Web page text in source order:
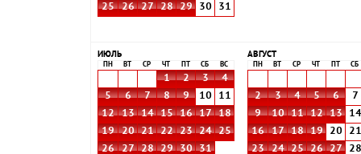
25
26 27 28 29 30 31
ИЮЛЬ
ПН ВТ СР ЧТ СБ ВС
1 2 3
4
5
6 7 8 9 10
11
12
13 14 15 16 17
18
19
20 21 22 23 24
25
26
27 28 29 30 31
АВГУСТ
ПН ВТ СР ЧТ СБ
2
3 4 5 6 7
9
10 11 12 13 14
16
17 18 19 20 21
23
24 25 26 27 28